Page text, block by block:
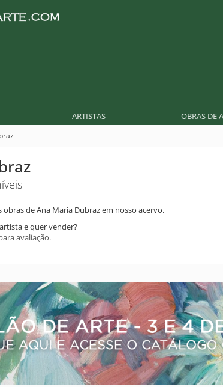
ARTISTAS OBRAS DE
de Ana Maria Dubraz em nosso acervo.
e quer vender?
avaliação.